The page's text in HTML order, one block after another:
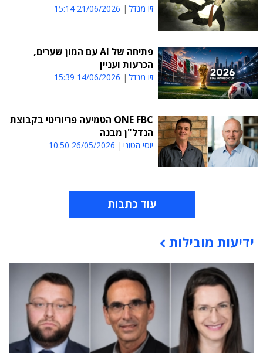
זיו מנדל 21/06/2026 15:14
פתיחה של AI עם המון שערים,
הכרעות ועניין
זיו מנדל 14/06/2026 15:39
ONE FBC הטמיעה פריוריטי בקבוצת
הנדל"ן מבנה
יוסי הטוני 26/05/2026 10:50
עוד כתבות
תוכן פרסומי
ידיעות מובילות